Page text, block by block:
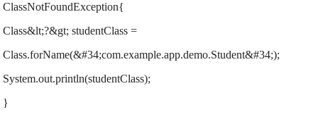
ClassNotFoundException{
Class&lt;?&gt; studentClass =
Class.forName(&#34;com.example.app.demo.Student&#34;);
System.out.println(studentClass);
}